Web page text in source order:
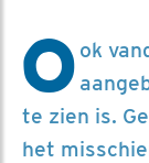
O ok
te zien is.
het